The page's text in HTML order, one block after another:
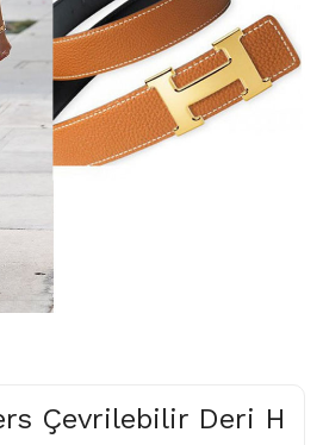
Çevrilebilir Deri H